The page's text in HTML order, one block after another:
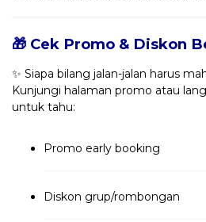
🎁 Cek Promo & Diskon
✨ Siapa bilang jalan-jalan harus
Kunjungi halaman promo atau
untuk tahu:
Promo early booking
Diskon grup/rombongan